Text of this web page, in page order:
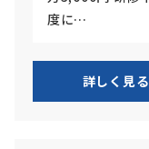
度に…
詳しく見る